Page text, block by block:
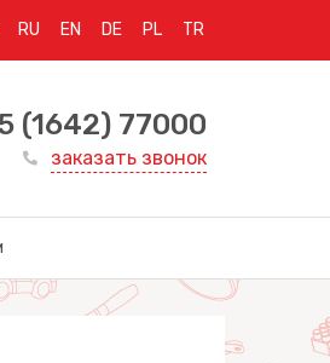
RU EN DE PL TR
(1642) 77000
заказать звонок